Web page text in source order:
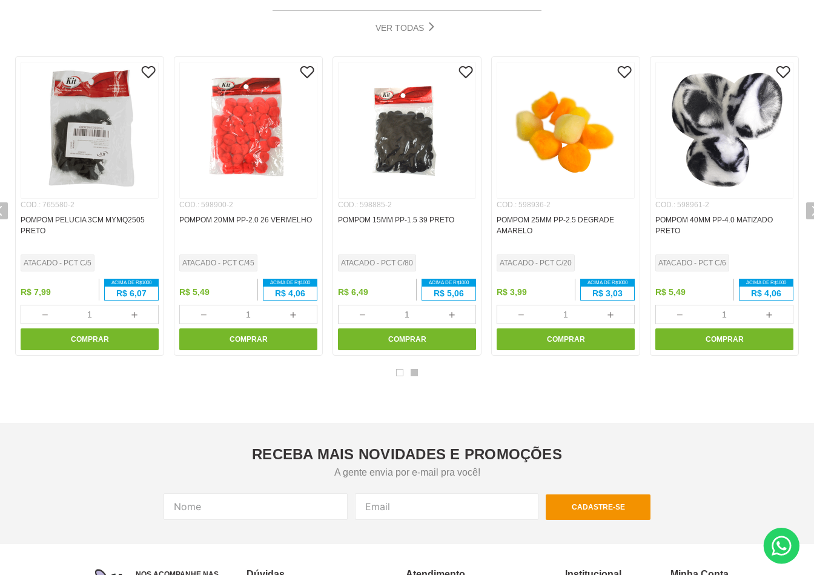
VER TODAS
COD.: 765580-2
POMPOM PELUCIA 3CM MYMQ2505
PRETO
ATACADO - PCT C/5
R$ 7,99
ACIMA DE R$1000
R$ 6,07
＋
－
COMPRAR
COD.: 598900-2
POMPOM 20MM PP-2.0 26 VERMELHO
ATACADO - PCT C/45
R$ 5,49
ACIMA DE R$1000
R$ 4,06
＋
－
COMPRAR
COD.: 598885-2
POMPOM 15MM PP-1.5 39 PRETO
ATACADO - PCT C/80
R$ 6,49
ACIMA DE R$1000
R$ 5,06
＋
－
COMPRAR
COD.: 598936-2
POMPOM 25MM PP-2.5 DEGRADE
AMARELO
ATACADO - PCT C/20
R$ 3,99
ACIMA DE R$1000
R$ 3,03
＋
－
COMPRAR
COD.: 598961-2
POMPOM 40MM PP-4.0 MATIZADO
PRETO
ATACADO - PCT C/6
R$ 5,49
ACIMA DE R$1000
R$ 4,06
＋
－
COMPRAR
RECEBA MAIS NOVIDADES E PROMOÇÕES
A gente envia por e-mail pra você!
CADASTRE-SE